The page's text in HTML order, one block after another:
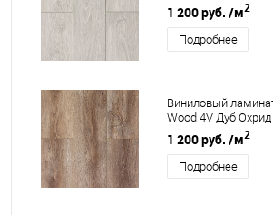
1 200 руб. /м2
Подробнее
Виниловый
Wood 4V Дуб
1 200 руб. /м2
Подробнее